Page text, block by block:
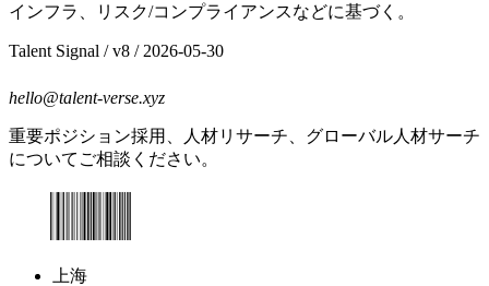
インフラ、リスク/コンプライアンスなどに基づく。
Talent Signal / v8 / 2026-05-30
hello@talent-verse.xyz
重要ポジション採用、人材リサーチ、グローバル人材サーチ
についてご相談ください。
上海